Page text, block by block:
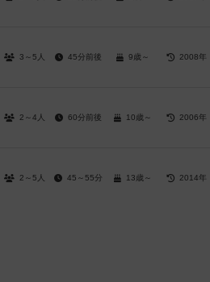
3～5人 45分前後 9歳～ 2008年
2～4人 60分前後 10歳～ 2006年
2～5人 45～55分 13歳～ 2014年